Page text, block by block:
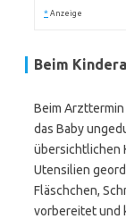
* Anzeige
Beim
Beim
das Baby
übersichtlichen
Utensilien
Fläschchen,
vorbereitet und